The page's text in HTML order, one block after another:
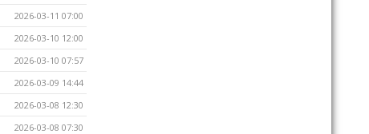
2026-03-11 07:00
2026-03-10 12:00
2026-03-10 07:57
2026-03-09 14:44
2026-03-08 12:30
2026-03-08 07:30